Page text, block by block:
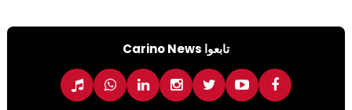
تابعوا Carino News